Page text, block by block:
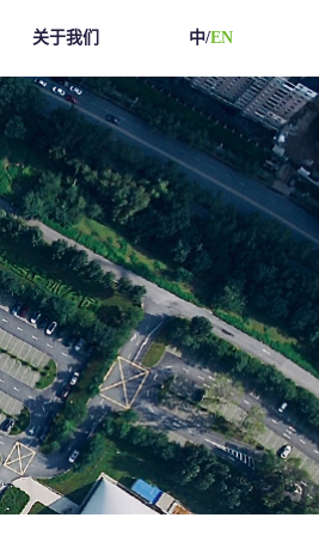
关于我们 中/EN